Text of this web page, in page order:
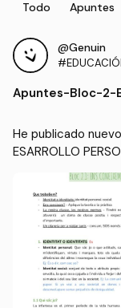
Todo Apuntes
@Genuin
SOCIAL Y
Apuntes-Bloc-2-
He publicado
ESARROLLO
2-Ens-